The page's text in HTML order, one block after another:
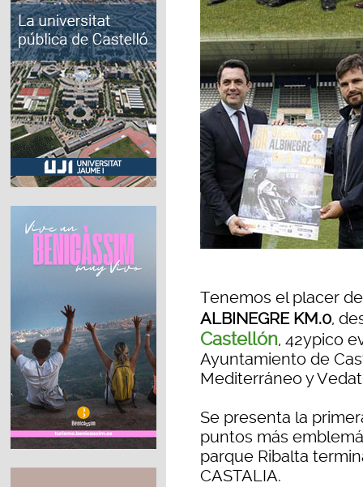
Tenemos el placer
ALBINEGRE KM.0,
Castellón, 42ypico
Ayuntamiento de
Mediterráneo y
Se presenta la
puntos más
parque Ribalta
CASTALIA.